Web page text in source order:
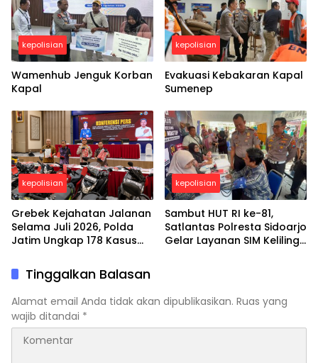
kepolisian
Wamenhub Jenguk Korban
Kapal
kepolisian
Evakuasi Kebakaran Kapal
Sumenep
kepolisian
Grebek Kejahatan Jalanan
Selama Juli 2026, Polda
Jatim Ungkap 178 Kasus
Tersangka
kepolisian
Sambut HUT RI ke-81,
Satlantas Polresta Sidoarjo
Gelar Layanan SIM Keliling
Tinggalkan Balasan
Alamat email Anda tidak akan dipublikasikan. Ruas yang
wajib ditandai *